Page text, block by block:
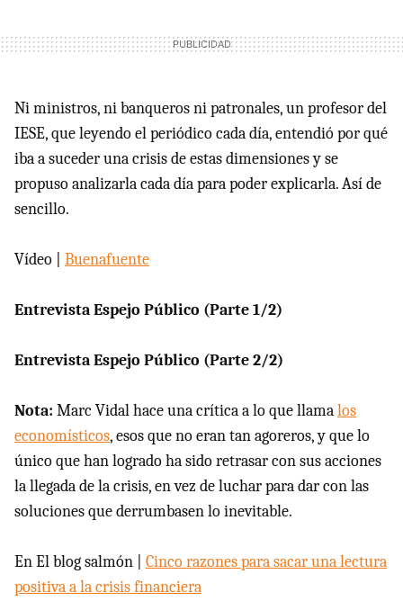
Ni ministros, ni banqueros ni patronales, un profesor del
IESE, que leyendo el periódico cada día, entendió por qué
iba a suceder una crisis de estas dimensiones y se
propuso analizarla cada día para poder explicarla. Así de
sencillo.
Vídeo | Buenafuente
Entrevista Espejo Público (Parte 1/2)
Entrevista Espejo Público (Parte 2/2)
Nota: Marc Vidal hace una crítica a lo que llamalos
economísticos, esos que no eran tan agoreros, y que lo
único que han logrado ha sido retrasar con sus acciones
la llegada de la crisis, en vez de luchar para dar con las
soluciones que derrumbasen lo inevitable.
En El blog salmón | Cinco razones para sacar una lectura
positiva a la crisis financiera